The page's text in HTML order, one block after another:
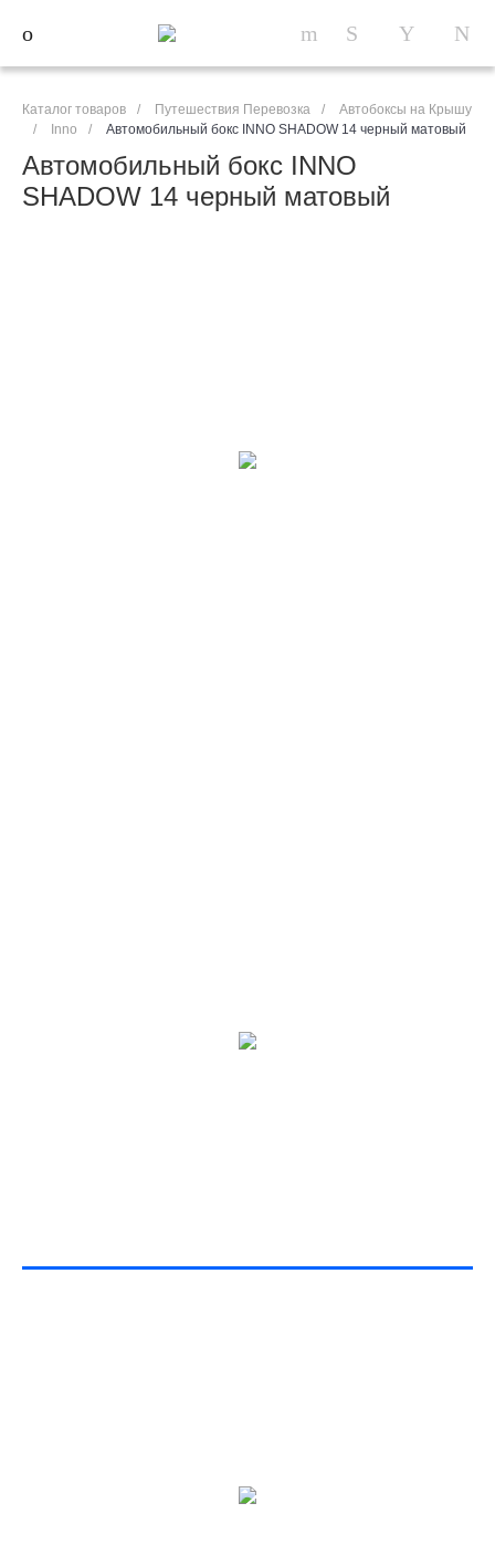
Каталог товаров / Путешествия Перевозка /
Автобоксы на Крышу
/
Inno / Автомобильный бокс INNO SHADOW 14 черный матовый
Автомобильный бокс INNO
SHADOW 14 черный матовый